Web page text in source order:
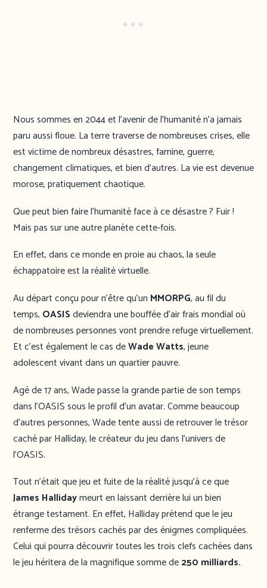
Nous sommes en 2044 et l’avenir de l’humanité n’a jamais
paru aussi floue. La terre traverse de nombreuses crises, elle
est victime de nombreux désastres, famine, guerre,
changement climatiques, et bien d’autres. La vie est devenue
morose, pratiquement chaotique.
Que peut bien faire l’humanité face à ce désastre ? Fuir !
Mais pas sur une autre planète cette-fois.
En effet, dans ce monde en proie au chaos, la seule
échappatoire est la réalité virtuelle.
Au départ conçu pour n’être qu’un MMORPG, au fil du
temps, OASISdeviendra une bouffée d’air frais mondial où
de nombreuses personnes vont prendre refuge virtuellement.
Et c’est également le cas deWade Watts, jeune
adolescent vivant dans un quartier pauvre.
Agé de 17 ans, Wade passe la grande partie de son temps
dans l’OASIS sous le profil d’un avatar. Comme beaucoup
d’autres personnes, Wade tente aussi de retrouver le trésor
caché par Halliday, le créateur du jeu dans l’univers de
l’OASIS.
Tout n’était que jeu et fuite de la réalité jusqu’à ce que
James Hallidaymeurt en laissant derrière lui un bien
étrange testament. En effet, Halliday prétend que le jeu
renferme des trésors cachés par des énigmes compliquées.
Celui qui pourra découvrir toutes les trois clefs cachées dans
le jeu héritera de la magnifique somme de250 milliards.